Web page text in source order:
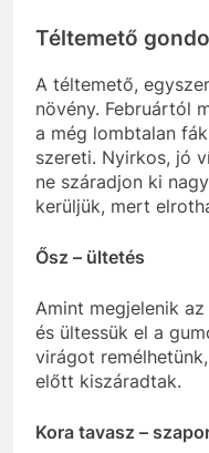
Téltemető
A téltemető,
növény. Februártól
a még lombtalan
szereti. Nyirkos, jó
ne száradjon ki
kerüljük, mert
Ősz – ültetés
Amint megjelenik
és ültessük el a
virágot
előtt kiszáradtak.
Kora tavasz –